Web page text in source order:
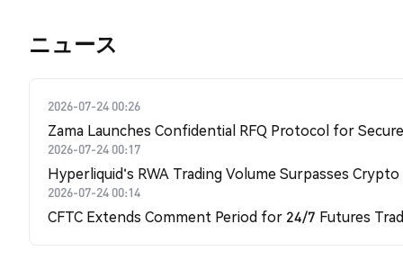
​​ニュース​​
2026-07-24 00:26
Zama Launches Confidential RFQ Protocol for
2026-07-24 00:17
Hyperliquid's RWA Trading Volume Surpasses
2026-07-24 00:14
CFTC Extends Comment Period for 24/7 Futures